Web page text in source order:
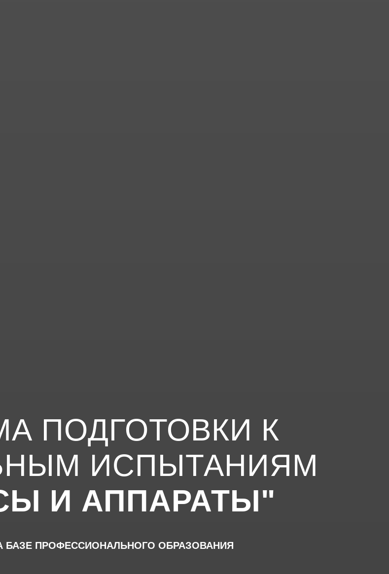
ПОДГОТОВКИ К
ИСПЫТАНИЯМ
И АППАРАТЫ"
ПРОФЕССИОНАЛЬНОГО ОБРАЗОВАНИЯ